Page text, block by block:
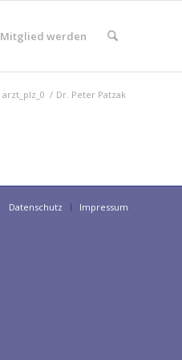
Mitglied werden
arzt_plz_0 / Dr. Peter Patzak
Datenschutz Impressum